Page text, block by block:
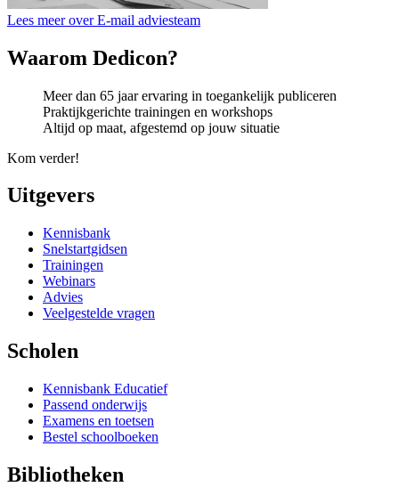
Lees meer over E-mail adviesteam
Waarom Dedicon?
Meer dan 65 jaar ervaring in toegankelijk publiceren
Praktijkgerichte trainingen en workshops
Altijd op maat, afgestemd op jouw situatie
Kom verder!
Uitgevers
Kennisbank
Snelstartgidsen
Trainingen
Webinars
Advies
Veelgestelde vragen
Scholen
Kennisbank Educatief
Passend onderwijs
Examens en toetsen
Bestel schoolboeken
Bibliotheken